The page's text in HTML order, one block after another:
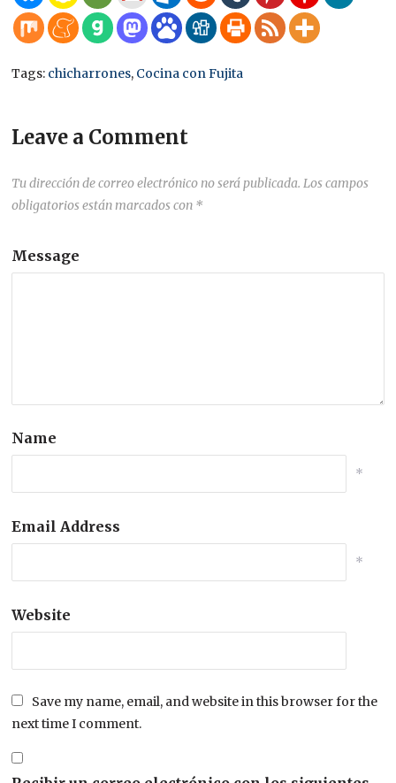
Tags: chicharrones, Cocina con Fujita
Leave a Comment
Tu dirección de correo electrónico no será publicada. Los campos
obligatorios están marcados con *
Message
Name
*
Email Address
*
Website
Save my name, email, and website in this browser for the
next time I comment.